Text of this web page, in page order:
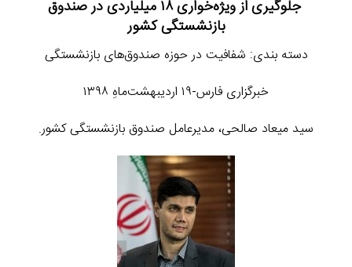
جلوگیری از ویژه‌خواری ۱۸ میلیاردی در صندوق
بازنشستگی کشور
دسته بندی: شفافیت در حوزه صندوق‌های بازنشستگی
خبرگزاری فارس-۱۹ اردیبهشت‌ماهِ ۱۳۹۸
سید میعاد صالحی، مدیرعامل صندوق بازنشستگی کشور.